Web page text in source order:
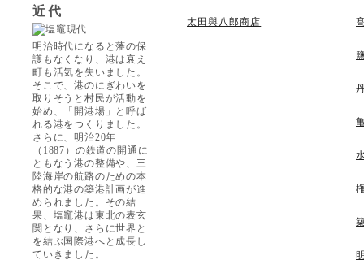
近代
明治時代になると藩の保
護もなくなり、港は衰え
町も活気を失いました。
そこで、港のにぎわいを
取りそうと村民が活動を
始め、「開港場」と呼ば
れる港をつくりました。
さらに、明治20年
（1887）の鉄道の開通に
ともなう港の整備や、三
陸海岸の航路のための本
格的な港の築港計画が進
められました。その結
果、塩竈港は東北の表玄
関となり、さらに世界と
を結ぶ国際港へと成長し
ていきました。
太田與八郎商店